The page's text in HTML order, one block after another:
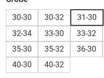
30-30
30-32 31-30
32-34
33-30 33-32
35-30
35-32 36-30
40-30
40-32